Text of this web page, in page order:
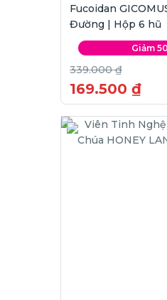
Fucoidan
Đường | Hộp 6 hũ
Giảm
339.000 ₫
169.500 ₫